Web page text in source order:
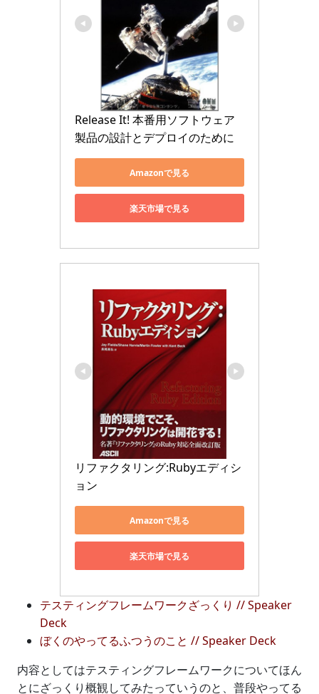
Release It! 本番用ソフトウェア
製品の設計とデプロイのために
Amazonで見る
楽天市場で見る
リファクタリング:Rubyエディシ
ョン
Amazonで見る
楽天市場で見る
テスティングフレームワークざっくり // Speaker
Deck
ぼくのやってるふつうのこと // Speaker Deck
内容としてはテスティングフレームワークについてほん
とにざっくり概観してみたっていうのと、普段やってる